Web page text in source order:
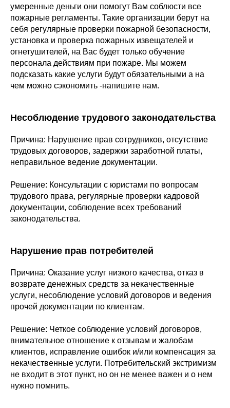
умеренные деньги они помогут Вам соблюсти все
пожарные регламенты. Такие организации берут на
себя регулярные проверки пожарной безопасности,
установка и проверка пожарных извещателей и
огнетушителей, на Вас будет только обучение
персонала действиям при пожаре. Мы можем
подсказать какие услуги будут обязательными а на
чем можно сэкономить -напишите нам.
Несоблюдение трудового законодательства
Причина: Нарушение прав сотрудников, отсутствие
трудовых договоров, задержки заработной платы,
неправильное ведение документации.
Решение: Консультации с юристами по вопросам
трудового права, регулярные проверки кадровой
документации, соблюдение всех требований
законодательства.
Нарушение прав потребителей
Причина: Оказание услуг низкого качества, отказ в
возврате денежных средств за некачественные
услуги, несоблюдение условий договоров и ведения
прочей документации по клиентам.
Решение: Четкое соблюдение условий договоров,
внимательное отношение к отзывам и жалобам
клиентов, исправление ошибок и/или компенсация за
некачественные услуги. Потребительский экстримизм
не входит в этот пункт, но он не менее важен и о нем
нужно помнить.